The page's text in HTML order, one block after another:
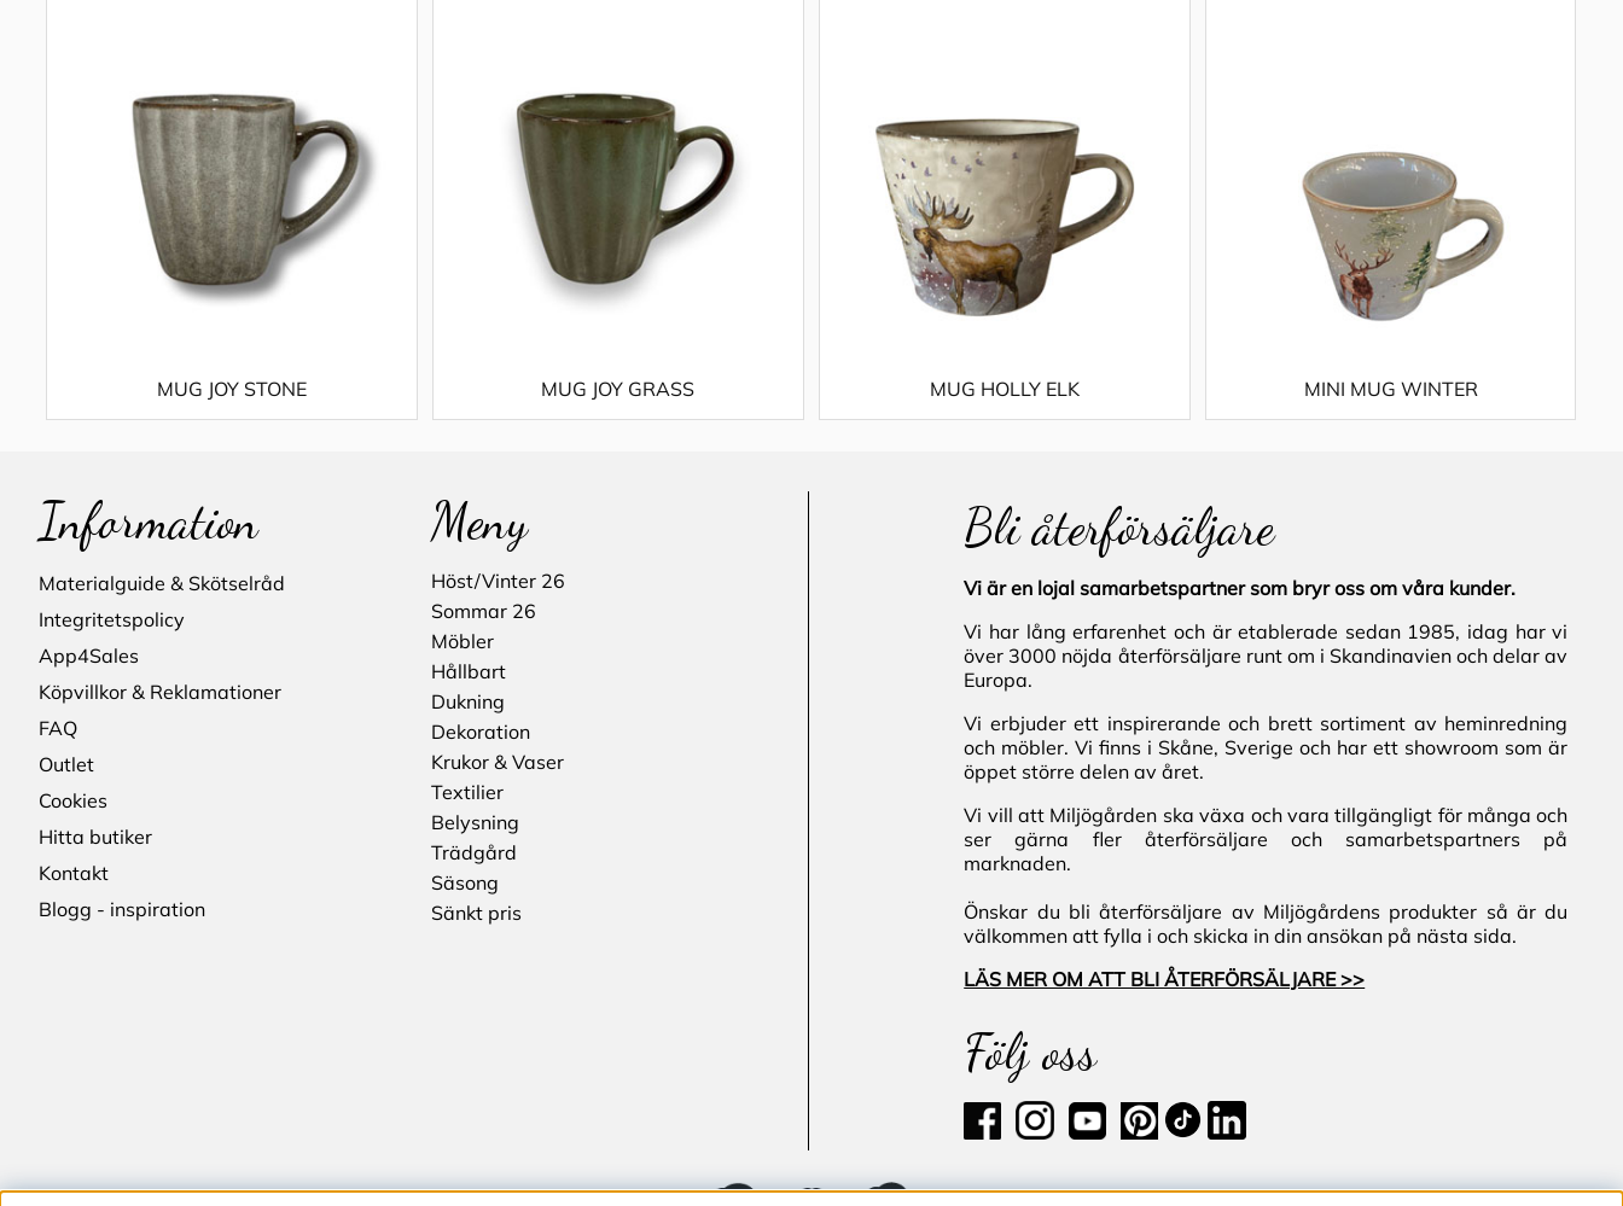
MUG JOY STONE MUG JOY GRASS MUG HOLLY ELK MINI MUG WINTER
Information
Materialguide & Skötselråd
Integritetspolicy
App4Sales
Köpvillkor & Reklamationer
FAQ
Outlet
Cookies
Hitta butiker
Kontakt
Blogg - inspiration
Meny
Höst/Vinter 26
Sommar 26
Möbler
Hållbart
Dukning
Dekoration
Krukor & Vaser
Textilier
Belysning
Trädgård
Säsong
Sänkt pris
Bli återförsäljare
Vi är en lojal samarbetspartner som bryr oss om våra kunder.
Vi har lång erfarenhet och är etablerade sedan 1985, idag har vi
över 3000 nöjda återförsäljare runt om i Skandinavien och delar av
Europa.
Vi erbjuder ett inspirerande och brett sortiment av heminredning
och möbler. Vi finns i Skåne, Sverige och har ett showroom som är
öppet större delen av året.
Vi vill att Miljögården ska växa och vara tillgängligt för många och
ser gärna fler återförsäljare och samarbetspartners på
marknaden.
Önskar du bli återförsäljare av Miljögårdens produkter så är du
välkommen att fylla i och skicka in din ansökan på nästa sida.
LÄS MER OM ATT BLI ÅTERFÖRSÄLJARE >>
Följ oss